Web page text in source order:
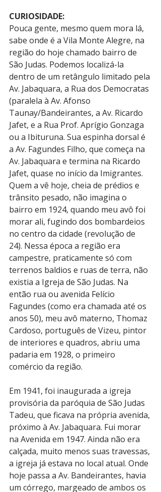
CURIOSIDADE:
Pouca gente, mesmo quem mora lá,
sabe onde é a Vila Monte Alegre, na
região do hoje chamado bairro de
São Judas. Podemos localizá-la
dentro de um retângulo limitado pela
Av. Jabaquara, a Rua dos Democratas
(paralela à Av. Afonso
Taunay/Bandeirantes, a Av. Ricardo
Jafet, e a Rua Prof. Aprígio Gonzaga
ou a Ibituruna. Sua espinha dorsal é
a Av. Fagundes Filho, que começa na
Av. Jabaquara e termina na Ricardo
Jafet, quase no início da Imigrantes.
Quem a vê hoje, cheia de prédios e
trânsito pesado, não imagina o
bairro em 1924, quando meu avô foi
morar ali, fugindo dos bombardeios
no centro da cidade (revolução de
24). Nessa época a região era
campestre, praticamente só com
terrenos baldios e ruas de terra, não
existia a Igreja de São Judas. Na
então rua ou avenida Felício
Fagundes (como era chamada até os
anos 50), meu avô materno, Thomaz
Cardoso, português de Vizeu, pintor
de interiores e quadros, abriu uma
padaria em 1928, o primeiro
comércio da região.
Em 1941, foi inaugurada a igreja
provisória da paróquia de São Judas
Tadeu, que ficava na própria avenida,
próximo à Av. Jabaquara. Fui morar
na Avenida em 1947. Ainda não era
calçada, muito menos suas travessas,
a igreja já estava no local atual. Onde
hoje passa a Av. Bandeirantes, havia
um córrego, margeado de ambos os